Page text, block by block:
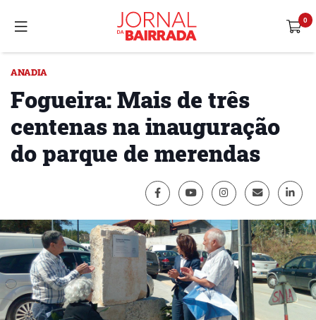
ANADIA
Fogueira: Mais de três
centenas na inauguração
do parque de merendas